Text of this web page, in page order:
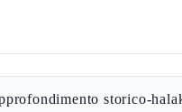
storico-